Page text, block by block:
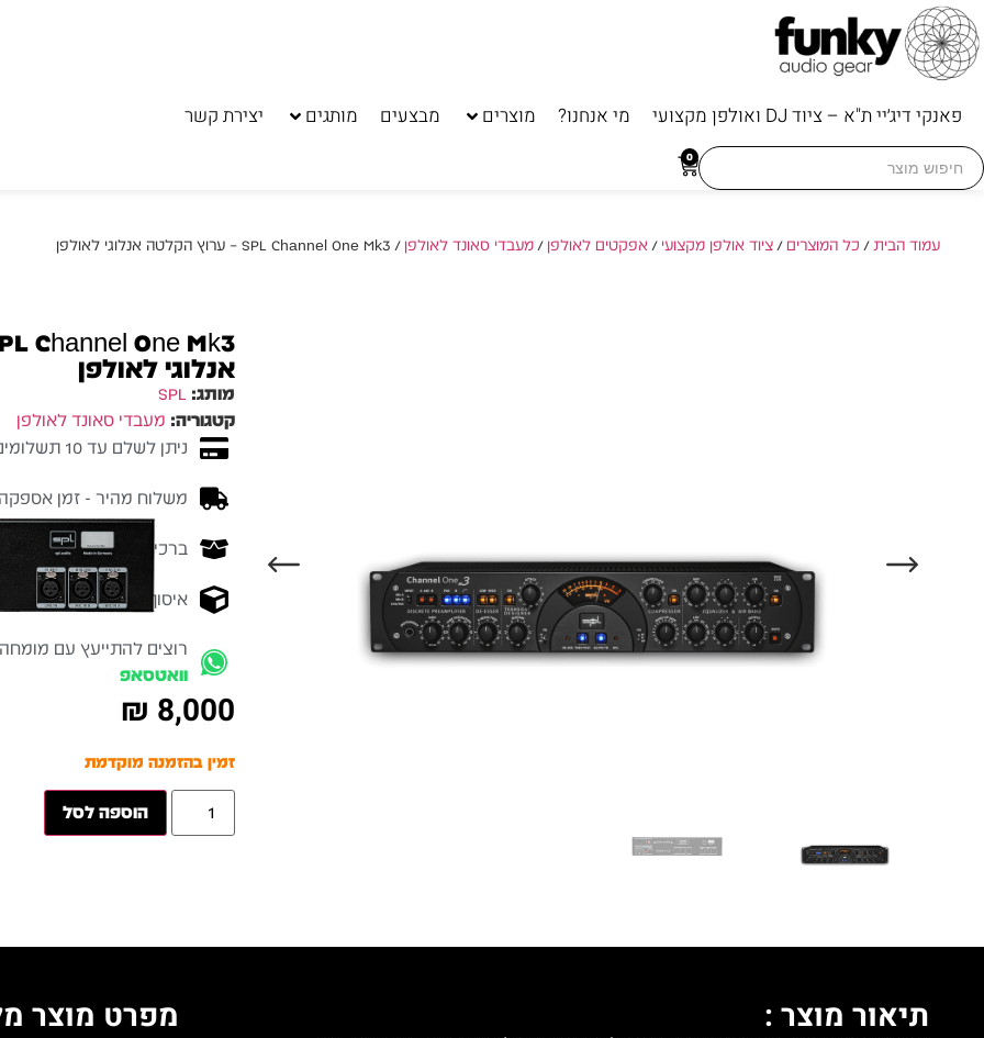
פאנקי דיג׳יי ת"א – ציוד DJ ואולפן מקצועי מי אנחנו? מוצרים מבצעים מותגים יצירת קשר
Search
for:
0
עמוד הבית/ כל המוצרים /ציוד אולפן מקצועי / אפקטים לאולפן /מעבדי סאונד לאולפן / SPL Channel One Mk3 – ערוץ הקלטה אנלוגי לאולפן
אנלוגי לאולפן
מותג: SPL
קטגוריה: מעבדי סאונד לאולפן
ניתן לשלם עד 10 תשלומים ללא ריבית
משלוח מהיר - זמן אספקה בין 3-5
ברכישה מעל 700 ש״ח -
איסוף עצמי מהיר - מקוה
רוצים להתייעץ עם
וואטסאפ
₪ 8,000
זמין בהזמנה מוקדמת
הוספה לסל
תיאור מוצר : מפרט מוצר